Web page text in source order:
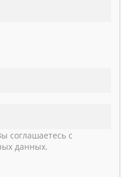
соглашаетесь с
данных.